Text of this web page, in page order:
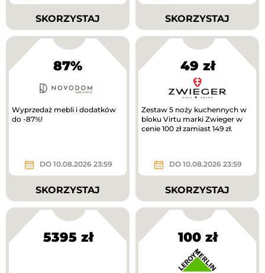
SKORZYSTAJ SKORZYSTAJ
87%
Wyprzedaż mebli i dodatków
do -87%!
DO 10.08.2026 23:59
SKORZYSTAJ
49 zł
Zestaw 5 noży kuchennych w
bloku Virtu marki Zwieger w
cenie 100 zł zamiast 149 zł.
DO 10.08.2026 23:59
SKORZYSTAJ
5395 zł 100 zł